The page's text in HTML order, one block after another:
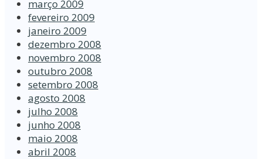
março 2009
fevereiro 2009
janeiro 2009
dezembro 2008
novembro 2008
outubro 2008
setembro 2008
agosto 2008
julho 2008
junho 2008
maio 2008
abril 2008